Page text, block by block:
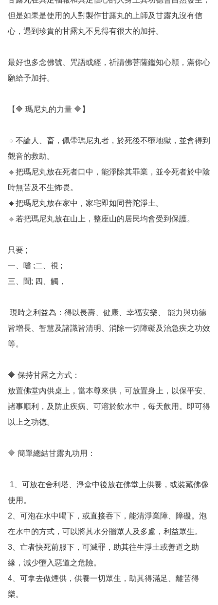
但是如果是使用的人對製作甘露丸的上師及甘露丸沒有信
心，遇到珍貴的甘露丸不見得有很大的加持。
最好也多念佛號、咒語或經，祈請佛菩薩鑑知心願，滿你心
願給予加持。
【🔷️ 瑪尼丸的力量 🔷️】
🔹️不論人、畜，佩帶瑪尼丸者，於死後不墮地獄，並會得到
觀音的救助。
🔹️把瑪尼丸放在死者口中，能淨除其罪業，並令死者於中陰
時無苦及不生怖畏。
🔹️把瑪尼丸放在家中，家宅即如同普陀淨土。
🔹️若把瑪尼丸放在山上，整座山的居民均會受到保護。
只要 ;
一、嚐 ;二、視 ;
三、聞; 四、觸，
皆增長、智慧及諸識皆清明、消除一切障礙及治急疾之功效
等。
🔷️ 保持甘露之方式：
放置佛堂內供桌上，當本尊來供，可放置身上，以保平安、
諸事順利，及防止疾病、可溶於飲水中，每天飲用。即可得
以上之功德。
🔷️ 簡單總結甘露丸功用：
使用。
2、可泡在水中喝下，或直接吞下，能清淨業障、障礙。泡
在水中的方式，可以將其水分贈眾人及多處，利益眾生。
3、亡者快死前服下，可滅罪，助其往生淨土或善道之助
緣，減少墮入惡道之危險。
4、可拿去做煙供，供養一切眾生，助其得滿足、離苦得
樂。